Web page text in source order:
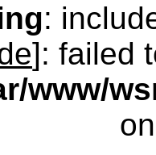
:
]: failed
www/